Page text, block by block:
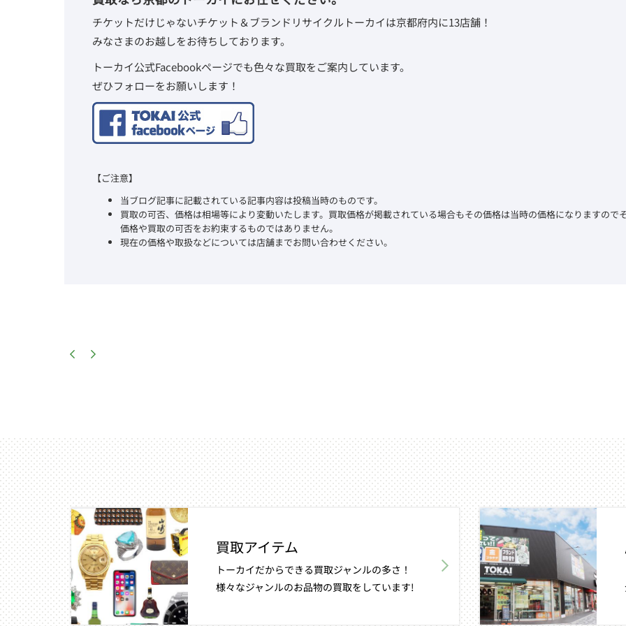
チケットだけじゃないチケット＆ブランドリサイクルトーカイは京都府内に13店舗！
みなさまのお越しをお待ちしております。
トーカイ公式Facebookページでも色々な買取をご案内しています。
ぜひフォローをお願いします！
【ご注意】
当ブログ記事に記載されている記事内容は投稿当時のものです。
買取の可否、価格は相場等により変動いたします。買取価格が掲載されている場合もその価格は当時の価格になりますので
価格や買取の可否をお約束するものではありません。
現在の価格や取扱などについては店舗までお問い合わせください。
買取アイテム
トーカイだからできる買取ジャンルの多さ！
様々なジャンルのお品物の買取をしています!